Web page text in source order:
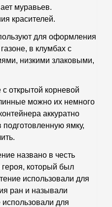
муравьев.
красителей.
для оформления
в клумбах с
низкими злаковыми,
открытой корневой
можно их немного
аккуратно
подготовленную ямку,
названо в честь
героя, который был
использовали для
ран и называли
для